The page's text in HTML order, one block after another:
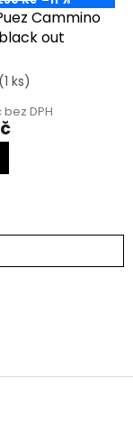
Cammino
out
(1 ks)
bez DPH